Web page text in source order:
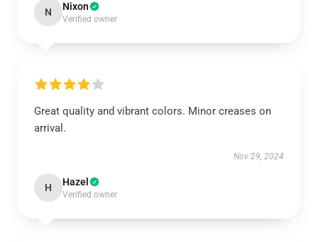
N Nixon
Verified owner
Great quality and vibrant colors. Minor creases on
arrival.
Nov 29, 2024
H Hazel
Verified owner